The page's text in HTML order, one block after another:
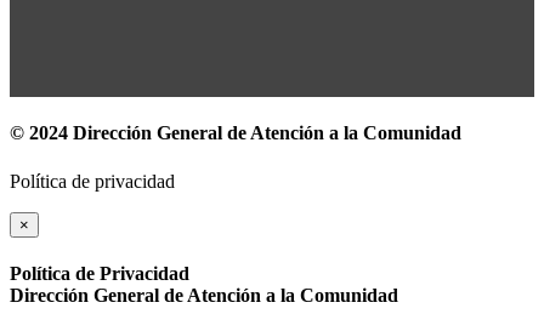
© 2024 Dirección General de Atención a la Comunidad
Política de privacidad
×
Política de Privacidad
Dirección General de Atención a la Comunidad